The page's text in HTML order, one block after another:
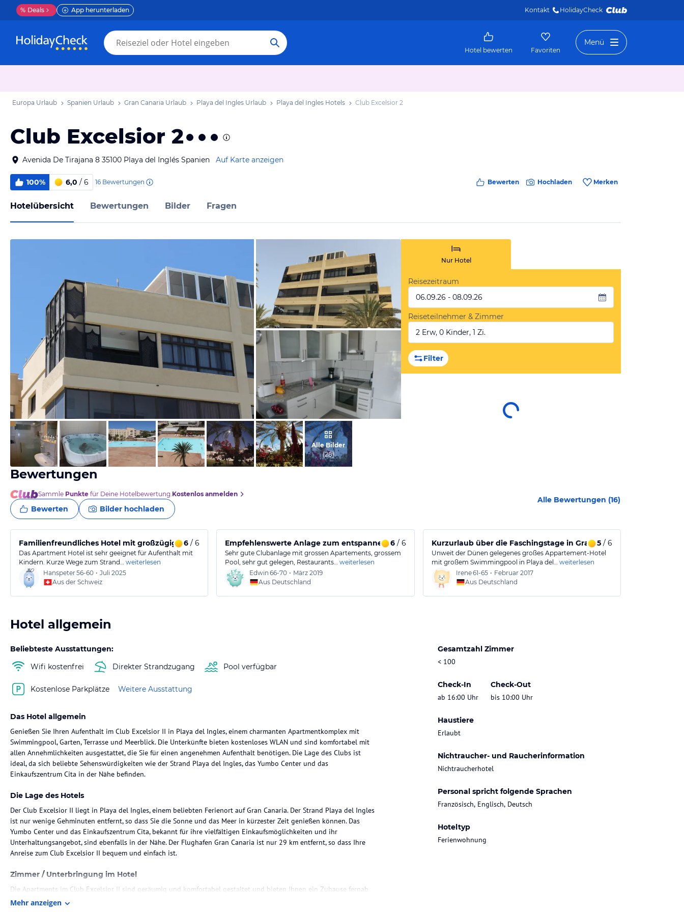
% Deals App herunterladen Kontakt HolidayCheck
Hotel bewerten Favoriten
Menü
Europa Urlaub Spanien Urlaub Gran Canaria Urlaub Playa del Ingles Urlaub Playa del Ingles Hotels Club Excelsior 2
Club Excelsior 2
Avenida De Tirajana 8 35100 Playa del Inglés Spanien Auf Karte anzeigen
100% 6,0 / 6 16 Bewertungen Bewerten Hochladen Merken
Hotelübersicht Bewertungen Bilder Fragen
von Dirk, Juli 2012
von Dirk, Juli 2012
von Monika, November 2014
Alle Bilder
(28)
Nur Hotel
Reisezeitraum
06.09.26 - 08.09.26
Reiseteilnehmer & Zimmer
2 Erw, 0 Kinder, 1 Zi.
Filter
Bewertungen
Sammle Punkte für Deine Hotelbewertung.Kostenlos anmelden
Bewerten Bilder hochladen
Alle Bewertungen (16)
Familienfreundliches Hotel mit großzügigem Apartment
6 / 6
Das Apartment Hotel ist sehr geeignet für Aufenthalt mit
Kindern. Kurze Wege zum Strand… weiterlesen
Hanspeter56-60 • Juli 2025
Aus der Schweiz
Empfehlenswerte Anlage zum entspannen und Zentral
6/ 6
Sehr gute Clubanlage mit grossen Apartements, grossem
Pool, sehr gut gelegen, Restaurants… weiterlesen
Edwin 66-70 • März 2019
Aus Deutschland
Kurzurlaub über die Faschingstage in Gran Canaria
5/ 6
Unweit der Dünen gelegenes großes Appartement-Hotel
mit großem Swimmingpool in Playa del… weiterlesen
Irene61-65 • Februar 2017
Aus Deutschland
Hotel allgemein
Beliebteste Ausstattungen:
Wifi kostenfrei
Direkter Strandzugang Pool verfügbar
Kostenlose Parkplätze Weitere Ausstattung
Gesamtzahl Zimmer
< 100
Check-In
ab 16:00 Uhr
Check-Out
bis 10:00 Uhr
Haustiere
Erlaubt
Nichtraucher- und Raucherinformation
Nichtraucherhotel
Personal spricht folgende Sprachen
Französisch, Englisch, Deutsch
Hoteltyp
Ferienwohnung
Das Hotel allgemein
Genießen Sie Ihren Aufenthalt im Club Excelsior II in Playa del Ingles, einem charmanten Apartmentkomplex mit
Swimmingpool, Garten, Terrasse und Meerblick. Die Unterkünfte bieten kostenloses WLAN und sind komfortabel mit
allen Annehmlichkeiten ausgestattet, die Sie für einen angenehmen Aufenthalt benötigen. Die Lage des Clubs ist
ideal, da sich beliebte Sehenswürdigkeiten wie der Strand Playa del Ingles, das Yumbo Center und das
Einkaufszentrum Cita in der Nähe befinden.
Die Lage des Hotels
Der Club Excelsior II liegt in Playa del Ingles, einem beliebten Ferienort auf Gran Canaria. Der Strand Playa del Ingles
ist nur wenige Gehminuten entfernt, so dass Sie die Sonne und das Meer in kürzester Zeit genießen können. Das
Yumbo Center und das Einkaufszentrum Cita, bekannt für ihre vielfältigen Einkaufsmöglichkeiten und ihr
Unterhaltungsangebot, sind ebenfalls in der Nähe. Der Flughafen Gran Canaria ist nur 29 km entfernt, so dass Ihre
Anreise zum Club Excelsior II bequem und einfach ist.
Zimmer / Unterbringung im Hotel
Die Apartments im Club Excelsior II sind geräumig und komfortabel gestaltet und bieten Ihnen ein Zuhause fernab
von Zuhause. Jede Wohneinheit verfügt über ein Schlafsofa und einen separaten Wohnbereich, in dem Sie sich
Mehr anzeigen